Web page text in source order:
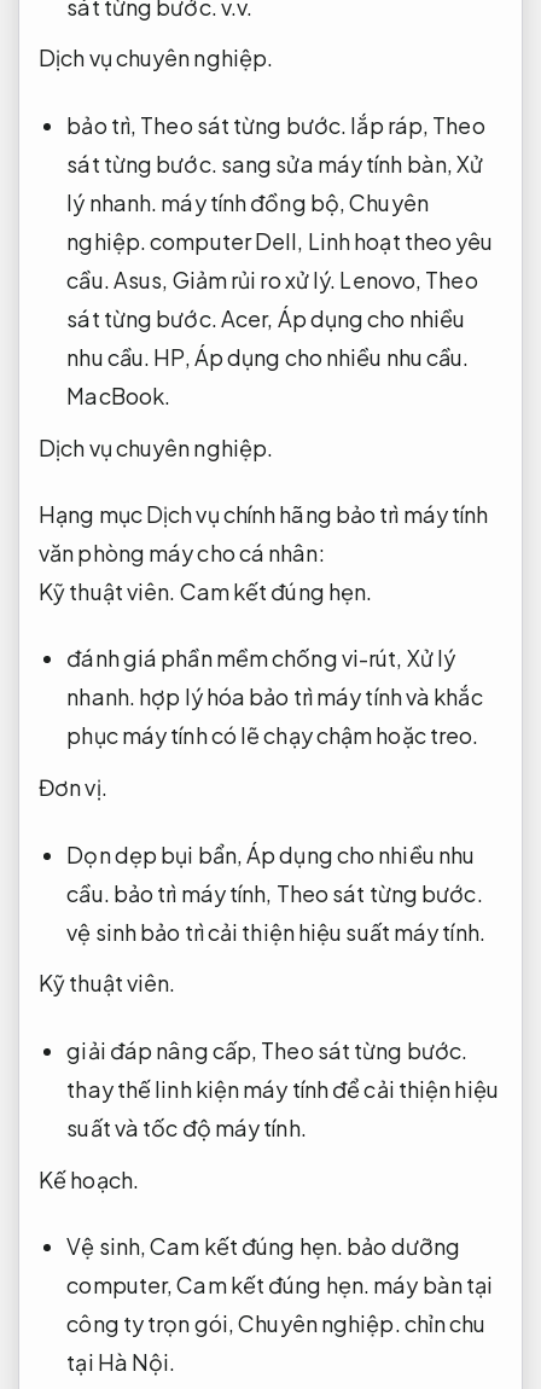
sát từng bước.v.v.
Dịch vụ chuyên nghiệp.
bảo trì, Theo sát từng bước. lắp ráp, Theo
sát từng bước. sang sửa máy tính bàn,Xử
lý nhanh. máy tính đồng bộ,Chuyên
nghiệp.computer Dell, Linh hoạt theo yêu
cầu.Asus, Giảm rủi ro xử lý. Lenovo, Theo
sát từng bước.Acer, Áp dụng cho nhiều
nhu cầu. HP,Áp dụng cho nhiều nhu cầu.
MacBook.
Dịch vụ chuyên nghiệp.
Hạng mục Dịch vụ chính hãng bảo trì máy tính
văn phòng máy cho cá nhân:
Kỹ thuật viên. Cam kết đúng hẹn.
đánh giá phần mềm chống vi-rút, Xử lý
nhanh. hợp lý hóa bảo trì máy tính và khắc
phục máy tính có lẽ chạy chậm hoặc treo.
Đơn vị.
Dọn dẹp bụi bẩn,Áp dụng cho nhiều nhu
cầu. bảo trì máy tính, Theo sát từng bước.
vệ sinh bảo trì cải thiện hiệu suất máy tính.
Kỹ thuật viên.
giải đáp nâng cấp, Theo sát từng bước.
thay thế linh kiện máy tính để cải thiện hiệu
suất và tốc độ máy tính.
Kế hoạch.
Vệ sinh,Cam kết đúng hẹn. bảo dưỡng
computer,Cam kết đúng hẹn. máy bàn tại
công ty trọn gói,Chuyên nghiệp.chỉn chu
tại Hà Nội.